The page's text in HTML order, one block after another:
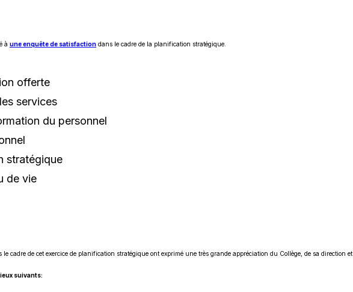
à une enquête de satisfaction dans le cadre de la planification stratégique.
offerte
services
du personnel
stratégique
de vie
le cadre de cet exercice de planification stratégique ont exprimé une très grande appréciation du Collège, de sa direction et
suivants: